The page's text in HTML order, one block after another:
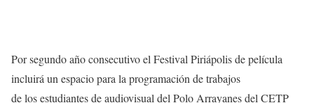
Por segundo año consecutivo el Festival Piriápolis de película
incluirá un espacio para la programación de trabajos
de los estudiantes de audiovisual del Polo Arrayanes del CETP